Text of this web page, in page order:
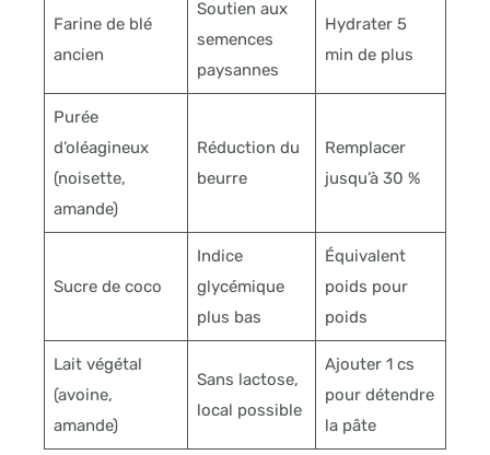
Farine de blé
ancien
Soutien aux
semences
paysannes
Hydrater 5
min de plus
Purée
d’oléagineux
(noisette,
amande)
Réduction du
beurre
Remplacer
jusqu’à 30 %
Sucre de coco
Indice
glycémique
plus bas
Équivalent
poids pour
poids
Lait végétal
(avoine,
amande)
Sans lactose,
local possible
Ajouter 1 cs
pour détendre
la pâte